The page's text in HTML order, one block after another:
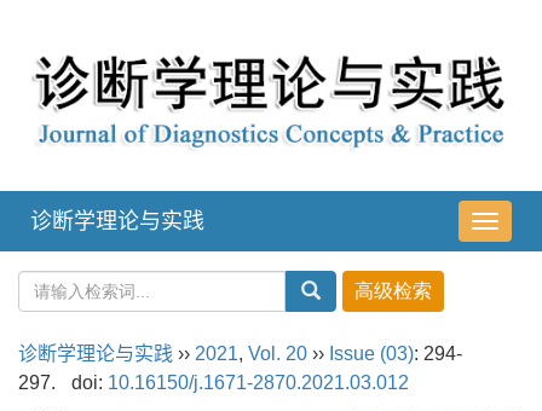
导
航
诊断学理论与实践
诊断学理论与实践 ›› 2021, Vol. 20 ›› Issue (03): 294-
297.
doi: 10.16150/j.1671-2870.2021.03.012